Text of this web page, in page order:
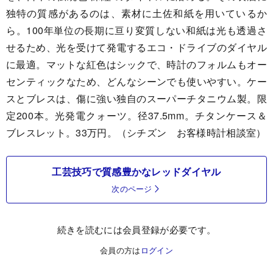
独特の質感があるのは、素材に土佐和紙を用いているか
ら。100年単位の長期に亘り変質しない和紙は光も透過さ
せるため、光を受けて発電するエコ・ドライブのダイヤル
に最適。マットな紅色はシックで、時計のフォルムもオー
センティックなため、どんなシーンでも使いやすい。ケー
スとブレスは、傷に強い独自のスーパーチタニウム製。限
定200本。光発電クォーツ。径37.5mm。チタンケース＆
ブレスレット。33万円。（シチズン お客様時計相談室）
工芸技巧で質感豊かなレッドダイヤル
次のページ
続きを読むには会員登録が必要です。
会員の方は ログイン